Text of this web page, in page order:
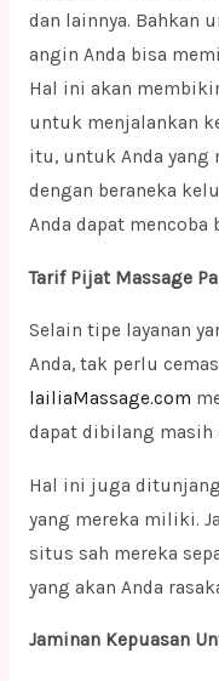
dan lainnya. Bahkan
angin Anda bisa
Hal ini akan
untuk menjalankan
itu, untuk Anda
dengan beraneka
Anda dapat mencoba
Tarif Pijat Massage
Selain tipe layanan
Anda, tak perlu
lailiaMassage.com
dapat dibilang masih
Hal ini juga
yang mereka miliki.
situs sah mereka
yang akan Anda
Jaminan Kepuasan